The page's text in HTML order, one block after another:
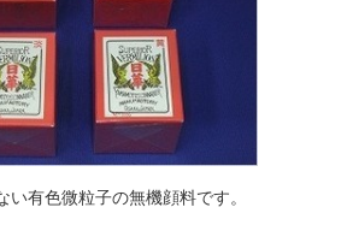
有色微粒子の無機顔料です。